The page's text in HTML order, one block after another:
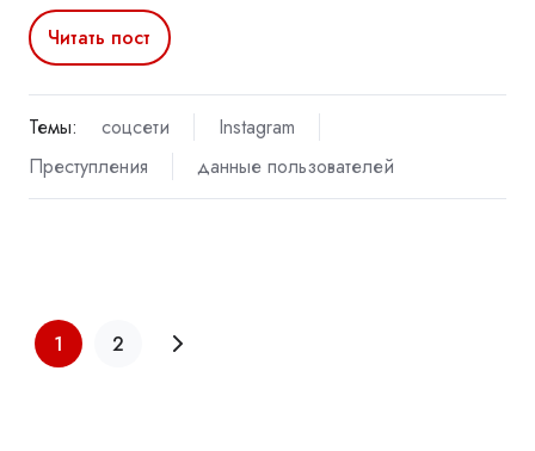
Читать пост
Темы: соцсети
Instagram
Преступления
данные пользователей
1 2